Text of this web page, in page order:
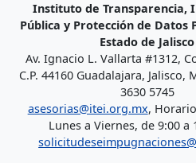
Instituto de Transparencia,
Pública y Protección de Datos
Estado de Jalisco
Av. Ignacio L. Vallarta #1312,
C.P. 44160 Guadalajara, Jalisco,
3630 5745
asesorias@itei.org.mx,
Lunes a Viernes, de 9:00 a